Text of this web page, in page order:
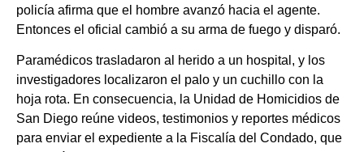
policía afirma que el hombre avanzó hacia el agente.
Entonces el oficial cambió a su arma de fuego y disparó.
Paramédicos trasladaron al herido a un hospital, y los
investigadores localizaron el palo y un cuchillo con la
hoja rota. En consecuencia, la Unidad de Homicidios de
San Diego reúne videos, testimonios y reportes médicos
para enviar el expediente a la Fiscalía del Condado, que